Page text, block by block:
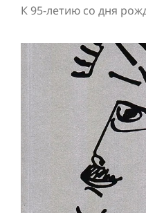
К 95-летию со дня